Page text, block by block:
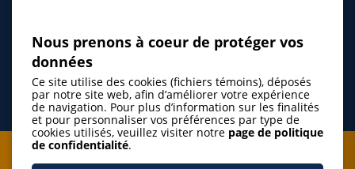
Je m'abonne à l'infolettre
Nous prenons à coeur de protéger vos
données
Ce site utilise des cookies (fichiers témoins), déposés
par notre site web, afin d’améliorer votre expérience
de navigation. Pour plus d’information sur les finalités
et pour personnaliser vos préférences par type de
cookies utilisés, veuillez visiter notre page de politique
de confidentialité.